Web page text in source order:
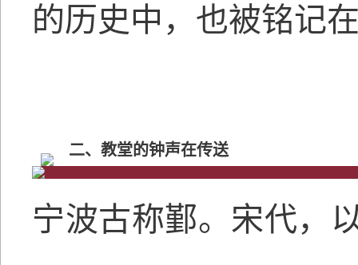
的历史中，也被铭记
二、教堂的钟声在传送
宁波古称鄞。宋代，